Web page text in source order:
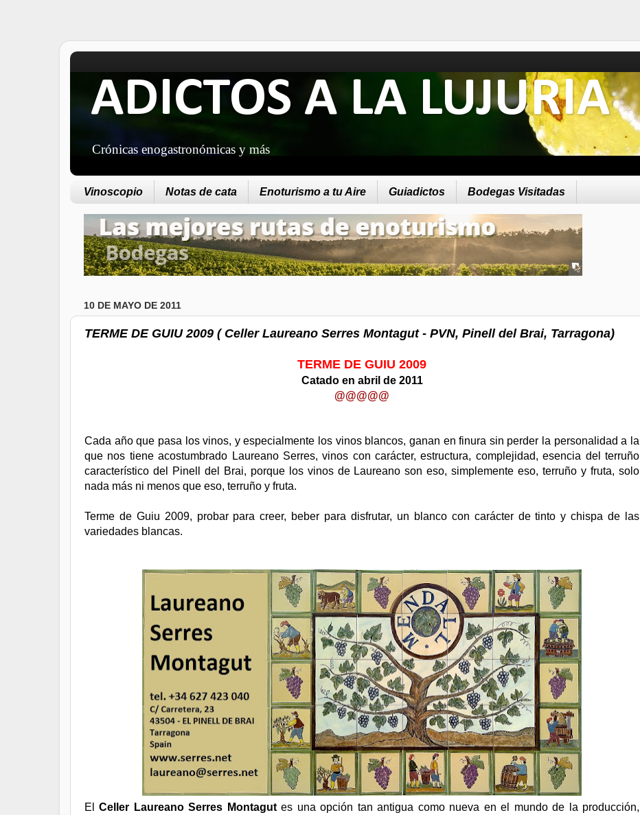
ADICTOS A LA LUJURIA
Crónicas enogastronómicas y más
Vinoscopio Notas de cata Enoturismo a tu Aire Guiadictos Bodegas Visitadas
10 DE MAYO DE 2011
TERME DE GUIU 2009 ( Celler Laureano Serres Montagut - PVN, Pinell del Brai, Tarragona)
TERME DE GUIU 2009
Catado en abril de 2011
@@@@@
Cada año que pasa los vinos, y especialmente los vinos blancos, ganan en finura sin perder la personalidad a la
que nos tiene acostumbrado Laureano Serres, vinos con carácter, estructura, complejidad, esencia del terruño
característico del Pinell del Brai, porque los vinos de Laureano son eso, simplemente eso, terruño y fruta, solo
nada más ni menos que eso, terruño y fruta.
Terme de Guiu 2009, probar para creer, beber para disfrutar, un blanco con carácter de tinto y chispa de las
variedades blancas.
ElCeller Laureano Serres Montagutes una opción tan antigua como nueva en el mundo de la producción,